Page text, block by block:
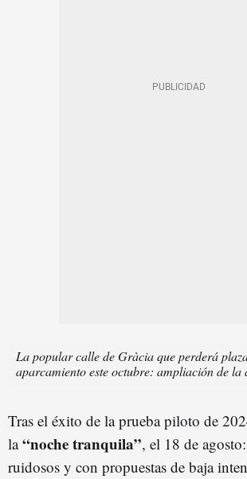
La popular calle de Gràcia que perderá
aparcamiento este octubre: ampliación de la
Tras el éxito de la prueba piloto de
la“noche tranquila”, el 18 de
ruidosos y con propuestas de baja